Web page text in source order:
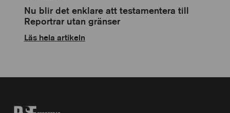
Nu blir det enklare att testamentera till
Reportrar utan gränser
Läs hela artikeln